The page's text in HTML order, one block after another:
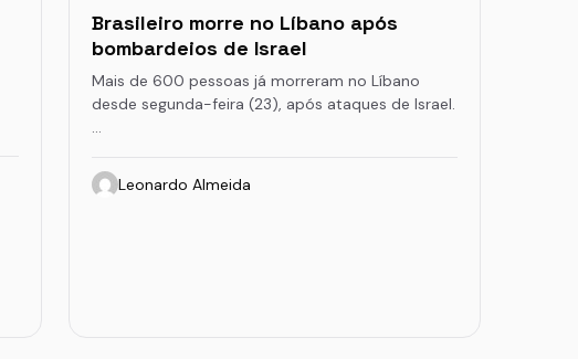
Brasileiro morre no Líbano após
bombardeios de Israel
Mais de 600 pessoas já morreram no Líbano
desde segunda-feira (23), após ataques de Israel.
…
Leonardo Almeida